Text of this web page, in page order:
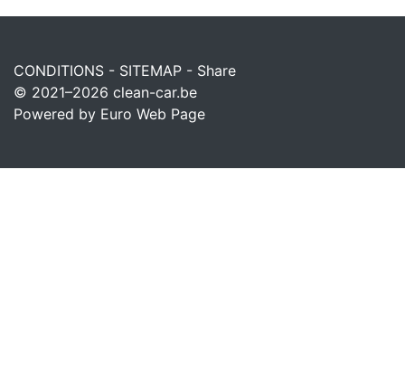
CONDITIONS - SITEMAP - Share
© 2021–2026 clean-car.be
Powered by Euro Web Page